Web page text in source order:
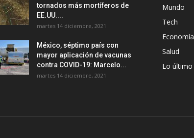
tornados más mortíferos de
EE.UU....
martes 14 diciembre, 2021
México, séptimo país con
mayor aplicación de vacunas
contra COVID-19: Marcelo...
martes 14 diciembre, 2021
Mundo
Tech
Economía
Salud
Lo último